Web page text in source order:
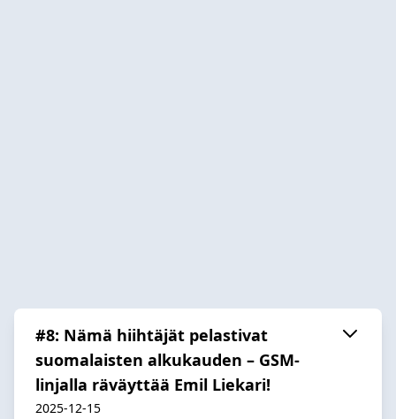
#8: Nämä hiihtäjät pelastivat
suomalaisten alkukauden – GSM-
linjalla räväyttää Emil Liekari!
2025-12-15